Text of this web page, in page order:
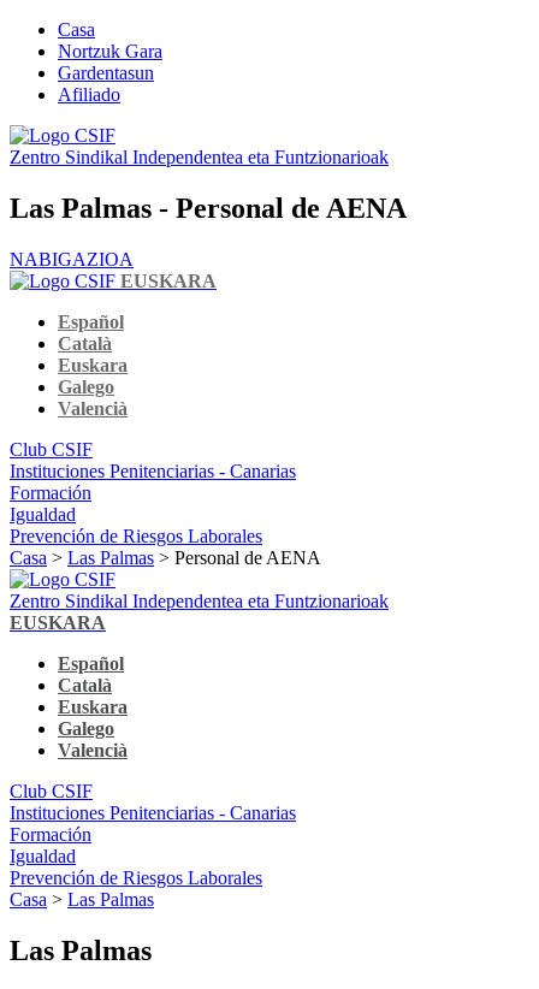
Casa
Nortzuk Gara
Gardentasun
Afiliado
Zentro Sindikal Independentea eta Funtzionarioak
Las Palmas - Personal de AENA
NABIGAZIOA
EUSKARA
Español
Català
Euskara
Galego
Valencià
Club CSIF
Instituciones Penitenciarias - Canarias
Formación
Igualdad
Prevención de Riesgos Laborales
Casa > Las Palmas > Personal de AENA
Zentro Sindikal Independentea eta Funtzionarioak
EUSKARA
Español
Català
Euskara
Galego
Valencià
Club CSIF
Instituciones Penitenciarias - Canarias
Formación
Igualdad
Prevención de Riesgos Laborales
Casa > Las Palmas
Las Palmas